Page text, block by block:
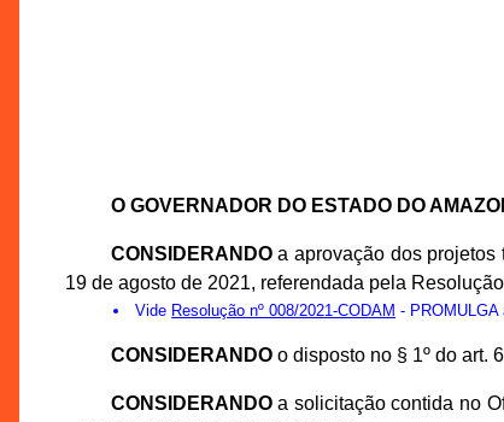
O GOVERNADOR DO ESTADO DO
CONSIDERANDOa aprovação dos projetos
19 de agosto de 2021, referendada pela
Vide Resolução nº 008/2021-CODAM -
CONSIDERANDOo disposto no § 1º do art.
CONSIDERANDOa solicitação contida no